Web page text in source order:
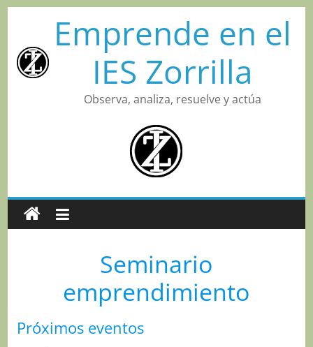
contenidoEmprende en el
IES Zorrilla
Observa, analiza, resuelve y actúa
Seminario
emprendimiento
Próximos eventos